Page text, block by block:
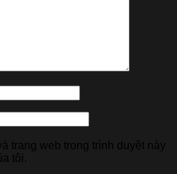
trang web trong trình duyệt này
tôi.